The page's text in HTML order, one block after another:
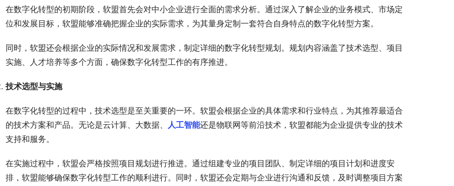
在数字化转型的初期阶段，软盟首先会对中小企业进行全面的需求分析。通过深入了解企业的业务模式、市场定
位和发展目标，软盟能够准确把握企业的实际需求，为其量身定制一套符合自身特点的数字化转型方案。
同时，软盟还会根据企业的实际情况和发展需求，制定详细的数字化转型规划。规划内容涵盖了技术选型、项目
实施、人才培养等多个方面，确保数字化转型工作的有序推进。
技术选型与实施
在数字化转型的过程中，技术选型是至关重要的一环。软盟会根据企业的具体需求和行业特点，为其推荐最适合
的技术方案和产品。无论是云计算、大数据、 人工智能还是物联网等前沿技术，软盟都能为企业提供专业的技术
支持和服务。
在实施过程中，软盟会严格按照项目规划进行推进。通过组建专业的项目团队、制定详细的项目计划和进度安
排，软盟能够确保数字化转型工作的顺利进行。同时，软盟还会定期与企业进行沟通和反馈，及时调整项目方案